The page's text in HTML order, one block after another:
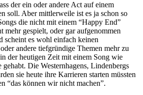
der ein oder andere Act auf einem
soll. Aber mittlerweile ist es ja schon so
die nicht mit einem “Happy End”
mehr gespielt, oder gar aufgenommen
scheint es wohl einfach keinen
andere tiefgründige Themen mehr zu
der heutigen Zeit mit einem Song wie
gehabt. Die Westernhagens, Lindenbergs
sie heute ihre Karrieren starten müssten
“das können wir nicht machen”.